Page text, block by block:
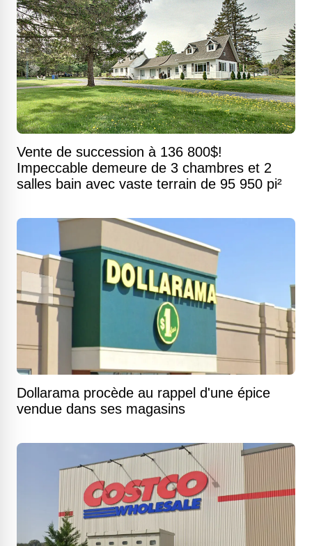
Vente de succession à 136 800$!
Impeccable demeure de 3 chambres et 2
salles bain avec vaste terrain de 95 950 pi²
Dollarama procède au rappel d'une épice
vendue dans ses magasins